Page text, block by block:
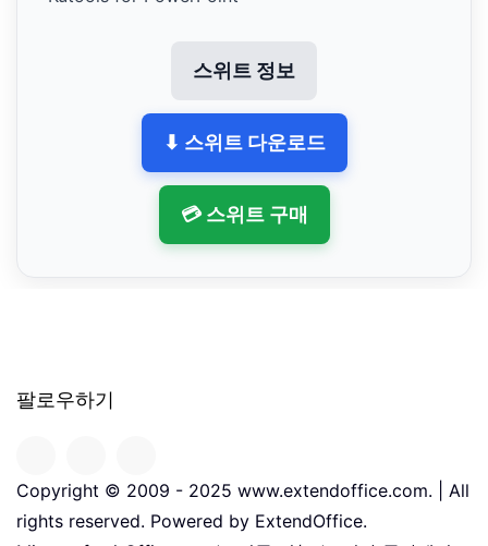
스위트 정보
⬇ 스위트 다운로드
💳 스위트 구매
팔로우하기
Copyright © 2009 - 2025 www.extendoffice.com. | All
rights reserved. Powered by ExtendOffice.